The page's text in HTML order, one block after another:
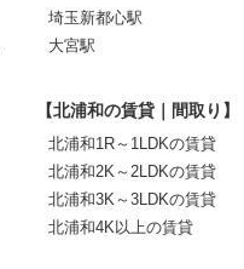
埼玉新都心駅
大宮駅
【北浦和の賃貸｜間取り】
北浦和1R～1LDKの賃貸
北浦和2K～2LDKの賃貸
北浦和3K～3LDKの賃貸
北浦和4K以上の賃貸